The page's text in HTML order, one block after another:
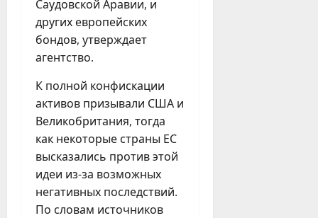
Саудовской Аравии, и
других европейских
бондов, утверждает
агентство.
К полной конфискации
активов призывали США и
Великобритания, тогда
как некоторые страны ЕС
высказались против этой
идеи из-за возможных
негативных последствий.
По словам источников